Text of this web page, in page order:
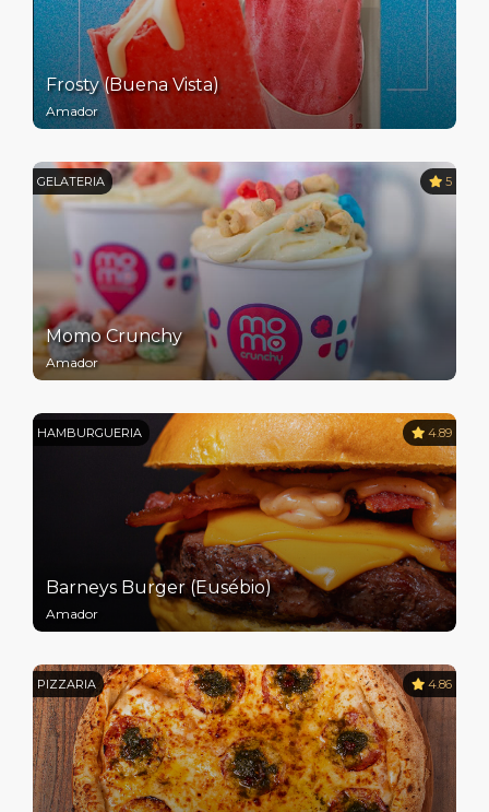
Frosty (Buena Vista)
Amador
GELATERIA 5
Momo Crunchy
Amador
HAMBURGUERIA 4.89
Barneys Burger (Eusébio)
Amador
PIZZARIA 4.86